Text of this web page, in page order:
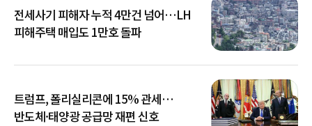
전세사기 피해자 누적 4만건 넘어…LH
피해주택 매입도 1만호 돌파
트럼프, 폴리실리콘에 15% 관세…
반도체·태양광 공급망 재편 신호